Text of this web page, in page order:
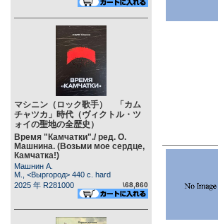
マシニン（ロック歌手） 「カム
チャツカ」時代（ヴィクトル・ツ
ォイの聖地の全歴史）
Время "Камчатки"./ ред. О.
Машнина. (Возьми мое сердце,
Камчатка!)
Машнин А.
М., <Выргород> 440 c. hard
2025 年 R281000
\68,860